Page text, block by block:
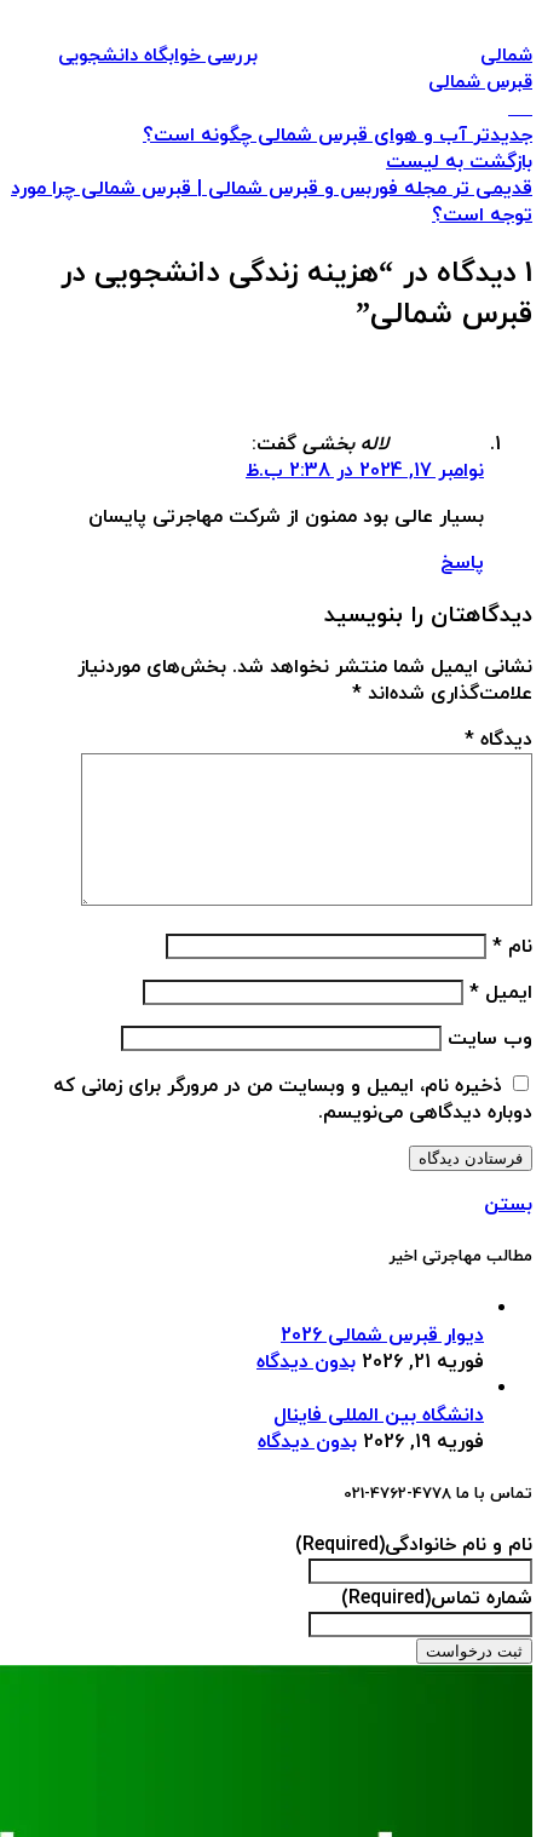
شمالی
بررسی خوابگاه دانشجویی
قبرس شمالی
جدیدتر آب و هوای قبرس شمالی چگونه است؟
بازگشت به لیست
قدیمی تر مجله فوربس و قبرس شمالی | قبرس شمالی چرا مورد
توجه است؟
1 دیدگاه در “
هزینه زندگی دانشجویی در
قبرس شمالی”
لاله بخشی گفت:
نوامبر 17, 2024 در 2:38 ب.ظ
بسیار عالی بود ممنون از شرکت مهاجرتی پایسان
پاسخ
دیدگاهتان را بنویسید
نشانی ایمیل شما منتشر نخواهد شد. بخش‌های موردنیاز
علامت‌گذاری شده‌اند *
دیدگاه *
نام *
ایمیل *
وب‌ سایت
ذخیره نام، ایمیل و وبسایت من در مرورگر برای زمانی که
دوباره دیدگاهی می‌نویسم.
بستن
مطالب مهاجرتی اخیر
دیوار قبرس شمالی 2026
فوریه 21, 2026
بدون دیدگاه
دانشگاه بین المللی فاینال
فوریه 19, 2026
بدون دیدگاه
تماس با ما 4778-4762-021
نام و نام خانوادگی(Required)
شماره تماس(Required)